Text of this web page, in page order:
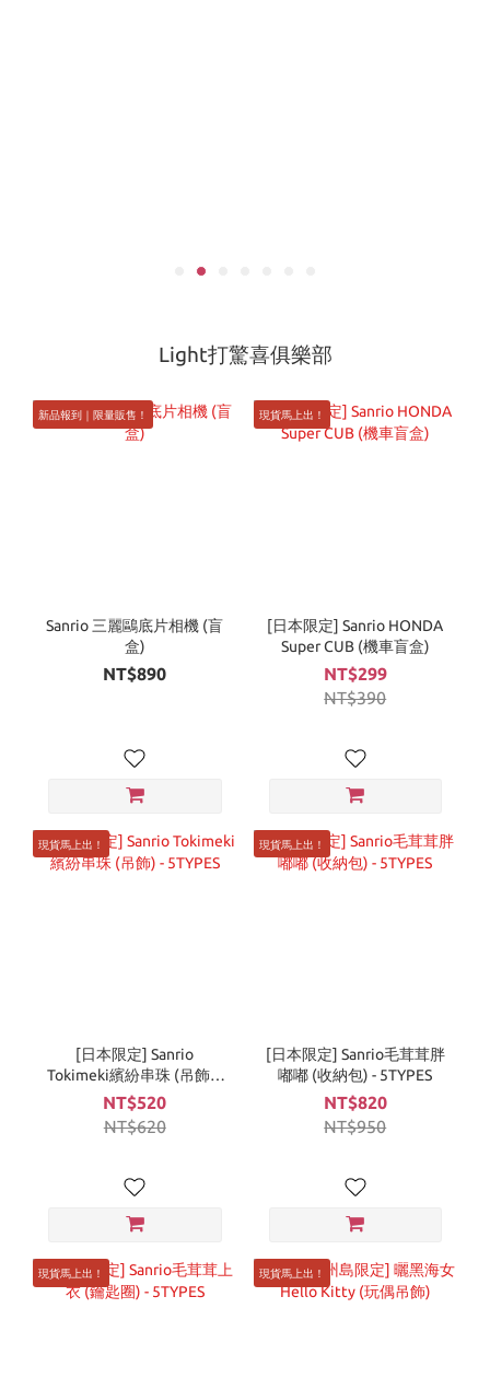
Light打驚喜俱樂部
新品報到｜限量販售！
Sanrio 三麗鷗底片相機 (盲
盒)
NT$890
現貨馬上出！
[日本限定] Sanrio HONDA
Super CUB (機車盲盒)
NT$299
NT$390
現貨馬上出！
[日本限定] Sanrio
Tokimeki繽紛串珠 (吊飾) -
5TYPES
NT$520
NT$620
現貨馬上出！
[日本限定] Sanrio毛茸茸胖
嘟嘟 (收納包) - 5TYPES
NT$820
NT$950
現貨馬上出！ 現貨馬上出！